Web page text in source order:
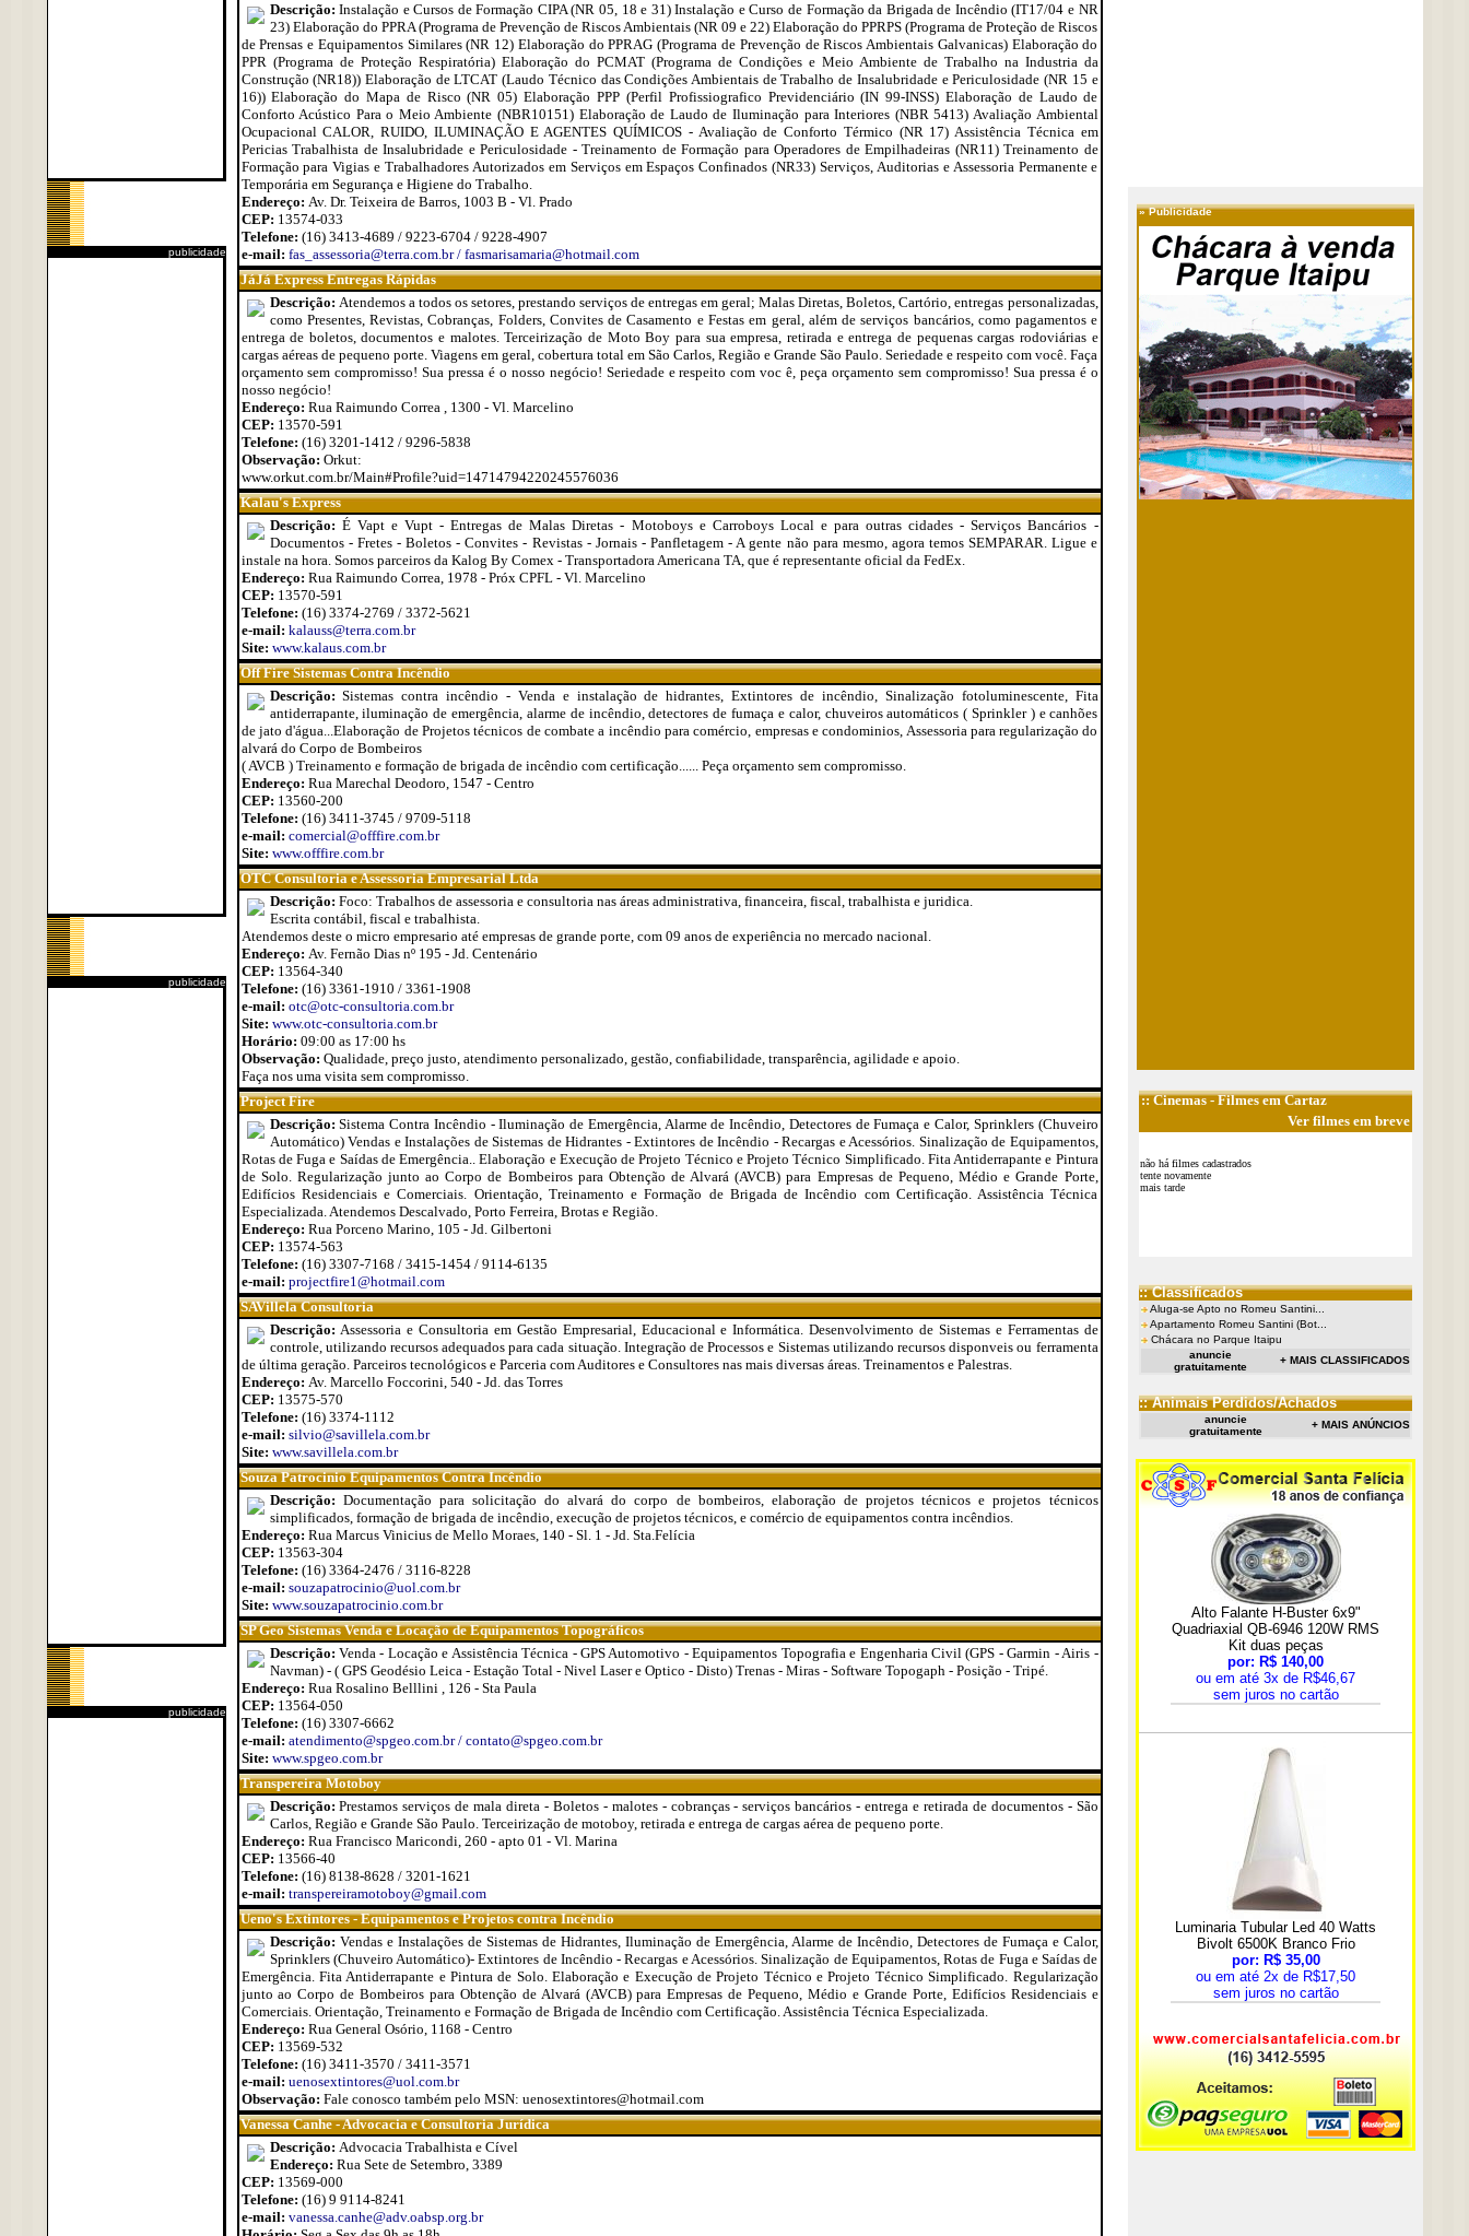
publicidade
publicidade
publicidade
Descrição:Instalação e Cursos de Formação CIPA (NR 05, 18 e 31) Instalação e Curso de Formação da Brigada de Incêndio (IT17/04 e NR
23) Elaboração do PPRA (Programa de Prevenção de Riscos Ambientais (NR 09 e 22) Elaboração do PPRPS (Programa de Proteção de Riscos
de Prensas e Equipamentos Similares (NR 12) Elaboração do PPRAG (Programa de Prevenção de Riscos Ambientais Galvanicas) Elaboração do
PPR (Programa de Proteção Respiratória) Elaboração do PCMAT (Programa de Condições e Meio Ambiente de Trabalho na Industria da
Construção (NR18)) Elaboração de LTCAT (Laudo Técnico das Condições Ambientais de Trabalho de Insalubridade e Periculosidade (NR 15 e
16)) Elaboração do Mapa de Risco (NR 05) Elaboração PPP (Perfil Profissiografico Previdenciário (IN 99-INSS) Elaboração de Laudo de
Conforto Acústico Para o Meio Ambiente (NBR10151) Elaboração de Laudo de Iluminação para Interiores (NBR 5413) Avaliação Ambiental
Ocupacional CALOR, RUIDO, ILUMINAÇÃO E AGENTES QUÍMICOS - Avaliação de Conforto Térmico (NR 17) Assistência Técnica em
Pericias Trabalhista de Insalubridade e Periculosidade - Treinamento de Formação para Operadores de Empilhadeiras (NR11) Treinamento de
Formação para Vigias e Trabalhadores Autorizados em Serviços em Espaços Confinados (NR33) Serviços, Auditorias e Assessoria Permanente e
Temporária em Segurança e Higiene do Trabalho.
Endereço: Av. Dr. Teixeira de Barros, 1003 B - Vl. Prado
CEP: 13574-033
Telefone: (16) 3413-4689 / 9223-6704 / 9228-4907
e-mail: fas_assessoria@terra.com.br / fasmarisamaria@hotmail.com
JáJá Express Entregas Rápidas
Descrição: Atendemos a todos os setores, prestando serviços de entregas em geral; Malas Diretas, Boletos, Cartório, entregas personalizadas,
como Presentes, Revistas, Cobranças, Folders, Convites de Casamento e Festas em geral, além de serviços bancários, como pagamentos e
entrega de boletos, documentos e malotes. Terceirização de Moto Boy para sua empresa, retirada e entrega de pequenas cargas rodoviárias e
cargas aéreas de pequeno porte. Viagens em geral, cobertura total em São Carlos, Região e Grande São Paulo. Seriedade e respeito com você. Faça
orçamento sem compromisso! Sua pressa é o nosso negócio! Seriedade e respeito com voc ê, peça orçamento sem compromisso! Sua pressa é o
nosso negócio!
Endereço: Rua Raimundo Correa , 1300 - Vl. Marcelino
CEP: 13570-591
Telefone: (16) 3201-1412 / 9296-5838
Observação: Orkut:
www.orkut.com.br/Main#Profile?uid=14714794220245576036
Kalau's Express
Descrição: É Vapt e Vupt - Entregas de Malas Diretas - Motoboys e Carroboys Local e para outras cidades - Serviços Bancários -
Documentos - Fretes - Boletos - Convites - Revistas - Jornais - Panfletagem - A gente não para mesmo, agora temos SEMPARAR. Ligue e
instale na hora. Somos parceiros da Kalog By Comex - Transportadora Americana TA, que é representante oficial da FedEx.
Endereço: Rua Raimundo Correa, 1978 - Próx CPFL - Vl. Marcelino
CEP: 13570-591
Telefone: (16) 3374-2769 / 3372-5621
e-mail: kalauss@terra.com.br
Site: www.kalaus.com.br
Off Fire Sistemas Contra Incêndio
Descrição:Sistemas contra incêndio - Venda e instalação de hidrantes, Extintores de incêndio, Sinalização fotoluminescente, Fita
antiderrapante, iluminação de emergência, alarme de incêndio, detectores de fumaça e calor, chuveiros automáticos ( Sprinkler ) e canhões
de jato d'água...Elaboração de Projetos técnicos de combate a incêndio para comércio, empresas e condominios, Assessoria para regularização do
alvará do Corpo de Bombeiros
( AVCB ) Treinamento e formação de brigada de incêndio com certificação...... Peça orçamento sem compromisso.
Endereço: Rua Marechal Deodoro, 1547 - Centro
CEP: 13560-200
Telefone: (16) 3411-3745 / 9709-5118
e-mail: comercial@offfire.com.br
Site: www.offfire.com.br
OTC Consultoria e Assessoria Empresarial Ltda
Descrição: Foco: Trabalhos de assessoria e consultoria nas áreas administrativa, financeira, fiscal, trabalhista e juridica.
Escrita contábil, fiscal e trabalhista.
Atendemos deste o micro empresario até empresas de grande porte, com 09 anos de experiência no mercado nacional.
Endereço: Av. Fernão Dias nº 195 - Jd. Centenário
CEP: 13564-340
Telefone: (16) 3361-1910 / 3361-1908
e-mail: otc@otc-consultoria.com.br
Site: www.otc-consultoria.com.br
Horário: 09:00 as 17:00 hs
Observação: Qualidade, preço justo, atendimento personalizado, gestão, confiabilidade, transparência, agilidade e apoio.
Faça nos uma visita sem compromisso.
Project Fire
Descrição:Sistema Contra Incêndio - Iluminação de Emergência, Alarme de Incêndio, Detectores de Fumaça e Calor, Sprinklers (Chuveiro
Automático) Vendas e Instalações de Sistemas de Hidrantes - Extintores de Incêndio - Recargas e Acessórios. Sinalização de Equipamentos,
Rotas de Fuga e Saídas de Emergência.. Elaboração e Execução de Projeto Técnico e Projeto Técnico Simplificado. Fita Antiderrapante e Pintura
de Solo. Regularização junto ao Corpo de Bombeiros para Obtenção de Alvará (AVCB) para Empresas de Pequeno, Médio e Grande Porte,
Edifícios Residenciais e Comerciais. Orientação, Treinamento e Formação de Brigada de Incêndio com Certificação. Assistência Técnica
Especializada. Atendemos Descalvado, Porto Ferreira, Brotas e Região.
Endereço: Rua Porceno Marino, 105 - Jd. Gilbertoni
CEP: 13574-563
Telefone: (16) 3307-7168 / 3415-1454 / 9114-6135
e-mail: projectfire1@hotmail.com
SAVillela Consultoria
Descrição:Assessoria e Consultoria em Gestão Empresarial, Educacional e Informática. Desenvolvimento de Sistemas e Ferramentas de
controle, utilizando recursos adequados para cada situação. Integração de Processos e Sistemas utilizando recursos disponveis ou ferramenta
de última geração. Parceiros tecnológicos e Parceria com Auditores e Consultores nas mais diversas áreas. Treinamentos e Palestras.
Endereço: Av. Marcello Foccorini, 540 - Jd. das Torres
CEP: 13575-570
Telefone: (16) 3374-1112
e-mail: silvio@savillela.com.br
Site: www.savillela.com.br
Souza Patrocinio Equipamentos Contra Incêndio
Descrição: Documentação para solicitação do alvará do corpo de bombeiros, elaboração de projetos técnicos e projetos técnicos
simplificados, formação de brigada de incêndio, execução de projetos técnicos, e comércio de equipamentos contra incêndios.
Endereço: Rua Marcus Vinicius de Mello Moraes, 140 - Sl. 1 - Jd. Sta.Felícia
CEP: 13563-304
Telefone: (16) 3364-2476 / 3116-8228
e-mail: souzapatrocinio@uol.com.br
Site: www.souzapatrocinio.com.br
SP Geo Sistemas Venda e Locação de Equipamentos Topográficos
Descrição: Venda - Locação e Assistência Técnica - GPS Automotivo - Equipamentos Topografia e Engenharia Civil (GPS - Garmin - Airis -
Navman) - ( GPS Geodésio Leica - Estação Total - Nivel Laser e Optico - Disto) Trenas - Miras - Software Topogaph - Posição - Tripé.
Endereço: Rua Rosalino Belllini , 126 - Sta Paula
CEP: 13564-050
Telefone: (16) 3307-6662
e-mail: atendimento@spgeo.com.br / contato@spgeo.com.br
Site: www.spgeo.com.br
Transpereira Motoboy
Descrição:Prestamos serviços de mala direta - Boletos - malotes - cobranças - serviços bancários - entrega e retirada de documentos - São
Carlos, Região e Grande São Paulo. Terceirização de motoboy, retirada e entrega de cargas aérea de pequeno porte.
Endereço: Rua Francisco Maricondi, 260 - apto 01 - Vl. Marina
CEP: 13566-40
Telefone: (16) 8138-8628 / 3201-1621
e-mail: transpereiramotoboy@gmail.com
Ueno's Extintores - Equipamentos e Projetos contra Incêndio
Descrição: Vendas e Instalações de Sistemas de Hidrantes, Iluminação de Emergência, Alarme de Incêndio, Detectores de Fumaça e Calor,
Sprinklers (Chuveiro Automático)- Extintores de Incêndio - Recargas e Acessórios. Sinalização de Equipamentos, Rotas de Fuga e Saídas de
Emergência. Fita Antiderrapante e Pintura de Solo. Elaboração e Execução de Projeto Técnico e Projeto Técnico Simplificado. Regularização
junto ao Corpo de Bombeiros para Obtenção de Alvará (AVCB) para Empresas de Pequeno, Médio e Grande Porte, Edifícios Residenciais e
Comerciais. Orientação, Treinamento e Formação de Brigada de Incêndio com Certificação. Assistência Técnica Especializada.
Endereço: Rua General Osório, 1168 - Centro
CEP: 13569-532
Telefone: (16) 3411-3570 / 3411-3571
e-mail: uenosextintores@uol.com.br
Observação: Fale conosco também pelo MSN: uenosextintores@hotmail.com
Vanessa Canhe - Advocacia e Consultoria Jurídica
Descrição: Advocacia Trabalhista e Cível
Endereço: Rua Sete de Setembro, 3389
CEP: 13569-000
Telefone: (16) 9 9114-8241
e-mail: vanessa.canhe@adv.oabsp.org.br
»Publicidade
::Cinemas- Filmes em Cartaz
Ver filmes em breve
não há filmes cadastrados
tente novamente
mais tarde
:: Classificados
Aluga-se Apto no Romeu Santini...
Apartamento Romeu Santini (Bot...
Chácara no Parque Itaipu
anuncie
gratuitamente
+ MAIS CLASSIFICADOS
:: Animais Perdidos/Achados
anuncie
gratuitamente
+ MAIS ANÚNCIOS